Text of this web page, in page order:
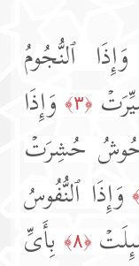
وَإِذَا ٱلنُّجُومُ
﴿٣﴾
وَإِذَا
حُشِرَتۡ
وَإِذَا ٱلنُّفُوسُ
﴿٨﴾
بِأَیِّ